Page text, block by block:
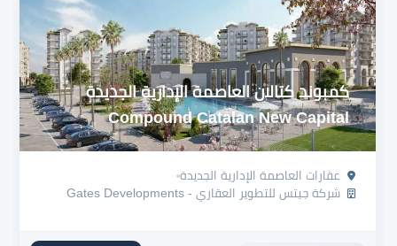
كمبوند كتالان العاصمة الإدارية الجديدة
Compound Catalan New Capital
عقارات العاصمة الإدارية الجديدة
شركة جيتس للتطوير العقاري - Gates Developments